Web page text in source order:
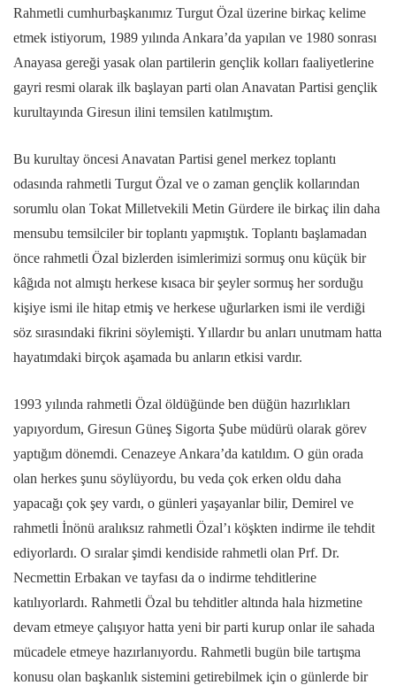
Rahmetli cumhurbaşkanımız Turgut Özal üzerine birkaç kelime
etmek istiyorum, 1989 yılında Ankara’da yapılan ve 1980 sonrası
Anayasa gereği yasak olan partilerin gençlik kolları faaliyetlerine
gayri resmi olarak ilk başlayan parti olan Anavatan Partisi gençlik
kurultayında Giresun ilini temsilen katılmıştım.
Bu kurultay öncesi Anavatan Partisi genel merkez toplantı
odasında rahmetli Turgut Özal ve o zaman gençlik kollarından
sorumlu olan Tokat Milletvekili Metin Gürdere ile birkaç ilin daha
mensubu temsilciler bir toplantı yapmıştık. Toplantı başlamadan
önce rahmetli Özal bizlerden isimlerimizi sormuş onu küçük bir
kâğıda not almıştı herkese kısaca bir şeyler sormuş her sorduğu
kişiye ismi ile hitap etmiş ve herkese uğurlarken ismi ile verdiği
söz sırasındaki fikrini söylemişti. Yıllardır bu anları unutmam hatta
hayatımdaki birçok aşamada bu anların etkisi vardır.
1993 yılında rahmetli Özal öldüğünde ben düğün hazırlıkları
yapıyordum, Giresun Güneş Sigorta Şube müdürü olarak görev
yaptığım dönemdi. Cenazeye Ankara’da katıldım. O gün orada
olan herkes şunu söylüyordu, bu veda çok erken oldu daha
yapacağı çok şey vardı, o günleri yaşayanlar bilir, Demirel ve
rahmetli İnönü aralıksız rahmetli Özal’ı köşkten indirme ile tehdit
ediyorlardı. O sıralar şimdi kendiside rahmetli olan Prf. Dr.
Necmettin Erbakan ve tayfası da o indirme tehditlerine
katılıyorlardı. Rahmetli Özal bu tehditler altında hala hizmetine
devam etmeye çalışıyor hatta yeni bir parti kurup onlar ile sahada
mücadele etmeye hazırlanıyordu. Rahmetli bugün bile tartışma
konusu olan başkanlık sistemini getirebilmek için o günlerde bir